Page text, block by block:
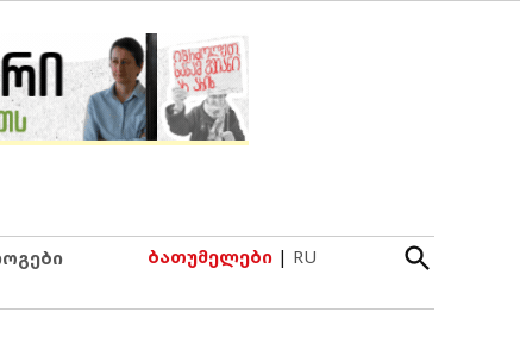
ბათუმელები | RU
Open
Search